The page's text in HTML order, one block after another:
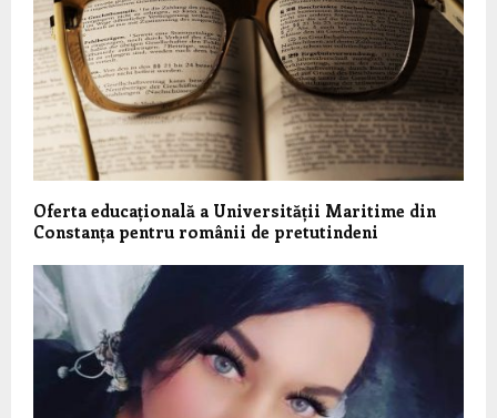
Oferta educațională a Universității Maritime din
Constanța pentru românii de pretutindeni